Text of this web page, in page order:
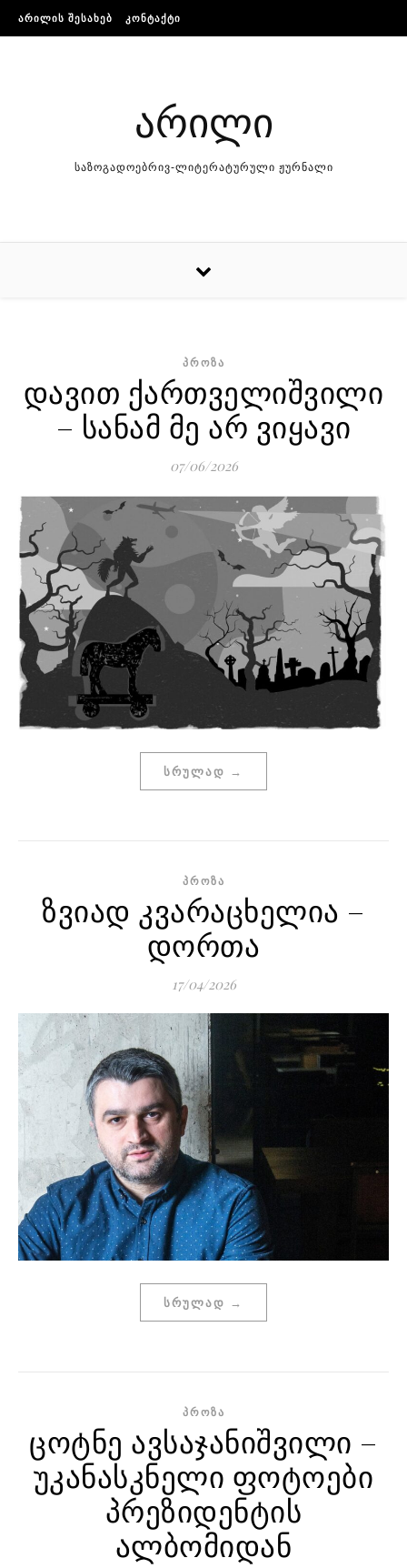
Skip to content
ᲐᲠᲘᲚᲘᲡ ᲨᲔᲡᲐᲮᲔᲑ ᲙᲝᲜᲢᲐᲥᲢᲘ
არილი
საზოგადოებრივ-ლიტერატურული ჟურნალი
ᲞᲠᲝᲖᲐ
დავით ქართველიშვილი
– სანამ მე არ ვიყავი
07/06/2026
ᲡᲠᲣᲚᲐᲓ →
ᲞᲠᲝᲖᲐ
ზვიად კვარაცხელია –
დორთა
17/04/2026
ᲡᲠᲣᲚᲐᲓ →
ᲞᲠᲝᲖᲐ
ცოტნე ავსაჯანიშვილი –
უკანასკნელი ფოტოები
პრეზიდენტის
ალბომიდან